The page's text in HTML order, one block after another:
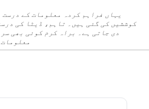
یہاں فراہم کردہ معلومات کے
کوششیں کی گئی ہیں۔ تاہم، ڈیٹا کی
دی جاتی ہے۔ براہ کرم کوئی بھی